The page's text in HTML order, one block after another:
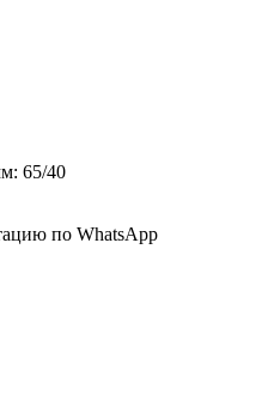
65/40
по WhatsApp